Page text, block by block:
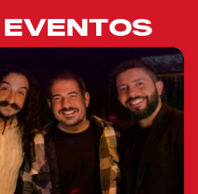
EVENTOS